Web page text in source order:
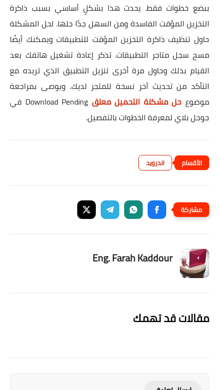
ببضع خطوات فقط. يحدث هذا بشكلٍ أساسي بسبب ذاكرة
التخزين المؤقت الفاسدة ومن السهل جدًا حلها. لحل المشكلة
حاول تنظيف ذاكرة التخزين المؤقت للتطبيقات ويمكنك أيضًا
مسح سجل متاجر التطبيقات. تذكر إعادة تشغيل هاتفك بعد
القيام بذلك وحاول مرة أخرى تنزيل التطبيق الذي تريده مع
التأكد من تحديث آخر نسخة للمتجر لديك. ويوصى بمراجعة
موضوع حل مشكلة التحميل معلق
Download Pending في
جوجل بلاي لمعرفة الخطوات بالتفصيل.
اندرويد
Eng. Farah Kaddour
مقالات قد تهمك